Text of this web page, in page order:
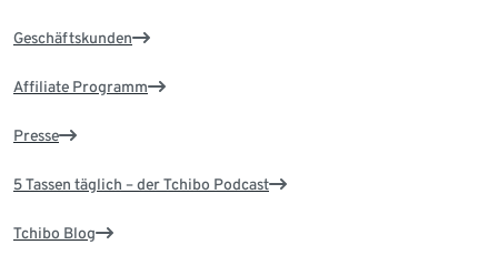
Geschäftskunden
Affiliate Programm
Presse
5 Tassen täglich – der Tchibo Podcast
Tchibo Blog